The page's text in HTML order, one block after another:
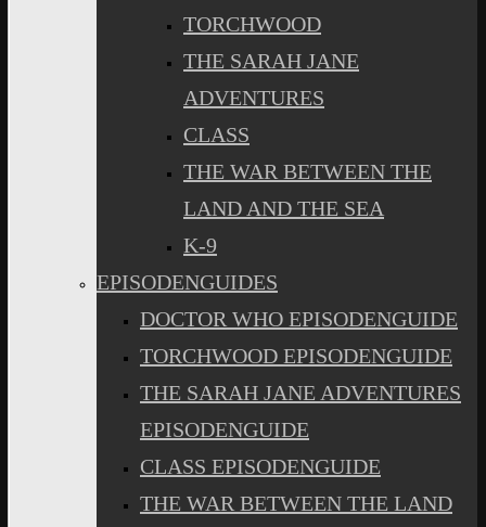
TORCHWOOD
THE SARAH JANE
ADVENTURES
CLASS
THE WAR BETWEEN THE
LAND AND THE SEA
K-9
EPISODENGUIDES
DOCTOR WHO EPISODENGUIDE
TORCHWOOD EPISODENGUIDE
THE SARAH JANE ADVENTURES
EPISODENGUIDE
CLASS EPISODENGUIDE
THE WAR BETWEEN THE LAND